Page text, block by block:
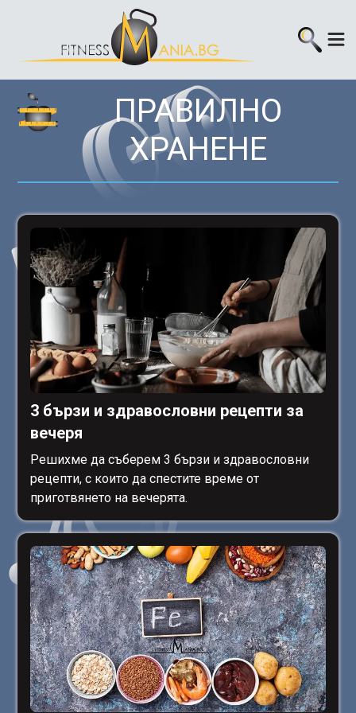
ПРАВИЛНО
ХРАНЕНЕ
3 бързи и здравословни рецепти за
вечеря
Решихме да съберем 3 бързи и здравословни
рецепти, с които да спестите време от
приготвянето на вечерята.